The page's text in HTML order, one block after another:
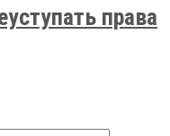
права